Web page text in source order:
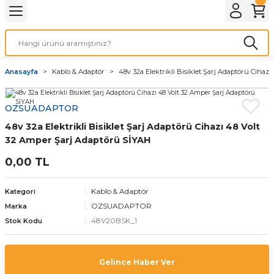
E27 DUY AMPÜLLER
Anasayfa Kablo & Adaptör 48v 32a Elektrikli Bisiklet Şarj Adaptörü
OZSUADAPTOR
48v 32a Elektrikli Bisiklet Şarj Adaptörü Cihazı 48 Volt
32 Amper Şarj Adaptörü SİYAH
0,00 TL
Kategori Kablo & Adaptör
Marka OZSUADAPTOR
Stok Kodu 48V20BSK_1
Gelince Haber Ver